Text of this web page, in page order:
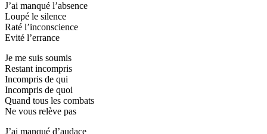
J’ai manqué l’absence
Loupé le silence
Raté l’inconscience
Evité l’errance
Je me suis soumis
Restant incompris
Incompris de qui
Incompris de quoi
Quand tous les combats
Ne vous relève pas
J’ai manqué d’audace